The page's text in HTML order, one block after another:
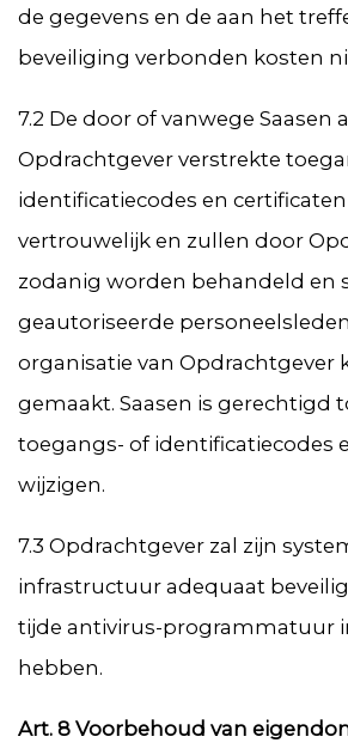
de gegevens en de aan het
beveiliging verbonden kosten
7.2 De door of vanwege Saasen
Opdrachtgever verstrekte
identificatiecodes en certificaten
vertrouwelijk en zullen door
zodanig worden behandeld en
geautoriseerde
organisatie van Opdrachtgever
gemaakt. Saasen is gerechtigd
toegangs- of identificatiecodes
wijzigen.
7.3 Opdrachtgever zal zijn
infrastructuur adequaat
tijde antivirus-programmatuur
hebben.
Art. 8 Voorbehoud van